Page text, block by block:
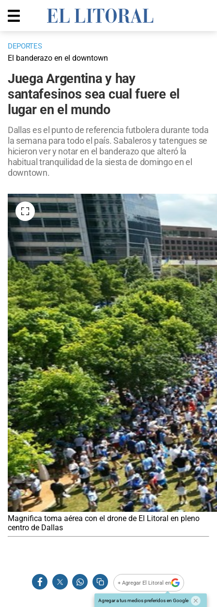
DEPORTES
El banderazo en el downtown
Juega Argentina y hay
santafesinos sea cual fuere el
lugar en el mundo
Dallas es el punto de referencia futbolera durante toda
la semana para todo el país. Sabaleros y tatengues se
hicieron ver y notar en el banderazo que alteró la
habitual tranquilidad de la siesta de domingo en el
downtown.
Magnifica toma aérea con el drone de El Litoral en pleno
centro de Dallas
+ Agregar El Litoral en
Agregar a tus medios preferidos en Google